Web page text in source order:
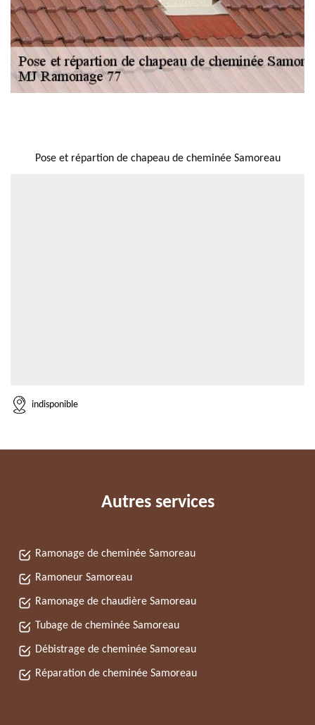
Pose et répartion de chapeau de cheminée Samoreau
indisponible
Autres services
Ramonage de cheminée Samoreau
Ramoneur Samoreau
Ramonage de chaudière Samoreau
Tubage de cheminée Samoreau
Débistrage de cheminée Samoreau
Réparation de cheminée Samoreau